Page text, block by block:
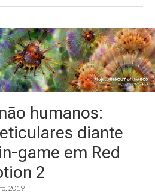
humanos:
diante
game em Red
2
2019